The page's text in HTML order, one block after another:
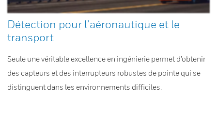
Détection pour l’aéronautique et le
transport
Seule une véritable excellence en ingénierie permet d’obtenir
des capteurs et des interrupteurs robustes de pointe qui se
distinguent dans les environnements difficiles.